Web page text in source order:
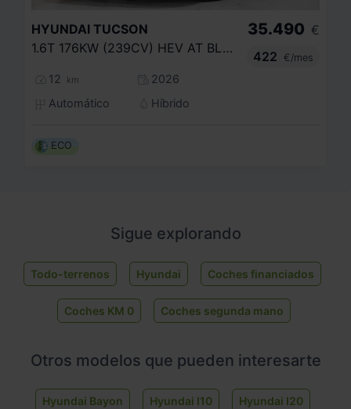
HYUNDAI TUCSON
1.6T 176KW (239CV) HEV AT BLACK LINE
12 km
2026
Automático
Híbrido
35.490 €
422
€/mes
ECO
Sigue explorando
Todo-terrenos Hyundai Coches financiados
Coches KM 0 Coches segunda mano
Otros modelos que pueden interesarte
Hyundai Bayon Hyundai I10 Hyundai I20